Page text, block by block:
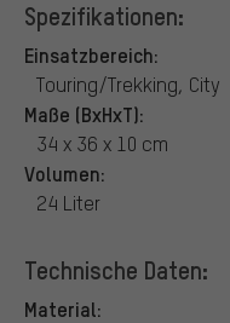
Spezifikationen:
Einsatzbereich:
Touring/Trekking, City
Maße (BxHxT):
34 x 36 x 10 cm
Volumen:
24 Liter
Technische Daten:
Material: